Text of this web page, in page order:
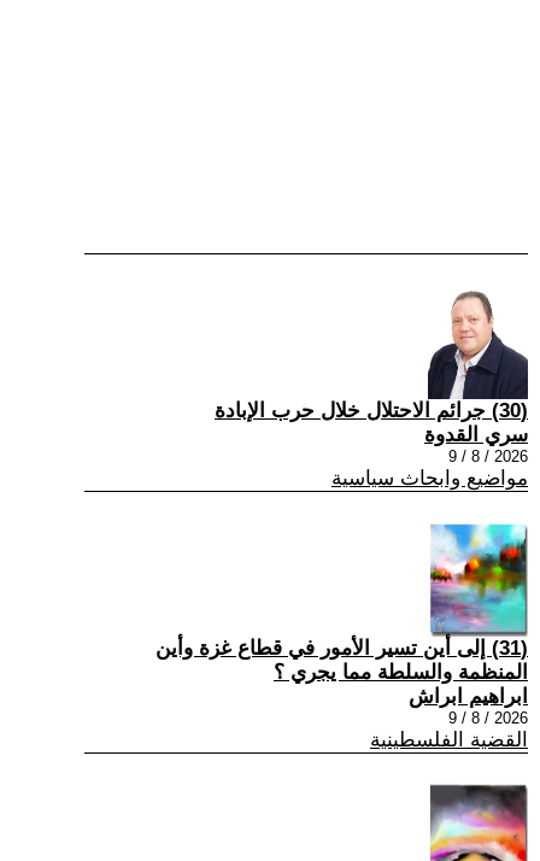
(30) جرائم الاحتلال خلال حرب الإبادة
سري القدوة
2026 / 8 / 9
مواضيع وابحاث سياسية
(31) إلى أين تسير الأمور في قطاع غزة وأين
المنظمة والسلطة مما يجري ؟
ابراهيم ابراش
2026 / 8 / 9
القضية الفلسطينية